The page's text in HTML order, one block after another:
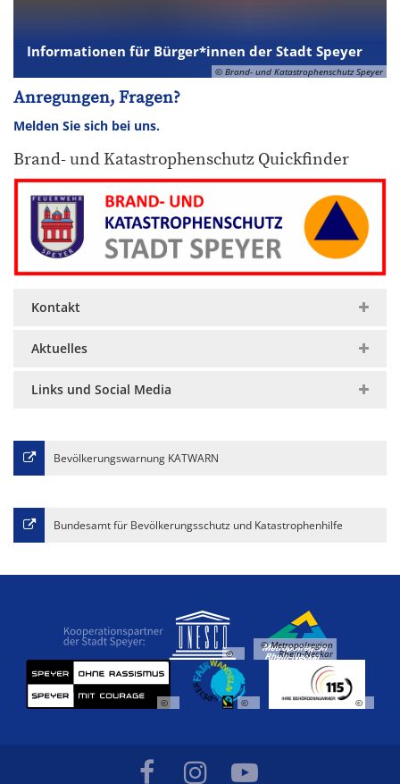
© Brand- und Katastrophenschutz Speyer
Informationen für Bürger*innen der Stadt Speyer
Anregungen, Fragen?
Melden Sie sich bei uns.
Brand- und Katastrophenschutz Quickfinder
Kontakt
Aktuelles
Links und Social Media
Bevölkerungswarnung KATWARN
Bundesamt für Bevölkerungsschutz und Katastrophenhilfe
©
© Metropolregion
Rhein-Neckar
© © ©